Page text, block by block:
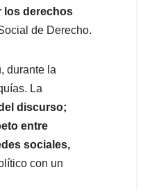
los derechos
de Derecho.
durante la
La
discurso;
entre
sociales,
con un